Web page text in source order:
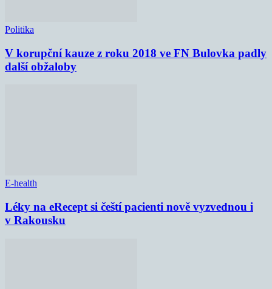
Politika
V korupční kauze z roku 2018 ve FN Bulovka padly
další obžaloby
E-health
Léky na eRecept si čeští pacienti nově vyzvednou i
v Rakousku